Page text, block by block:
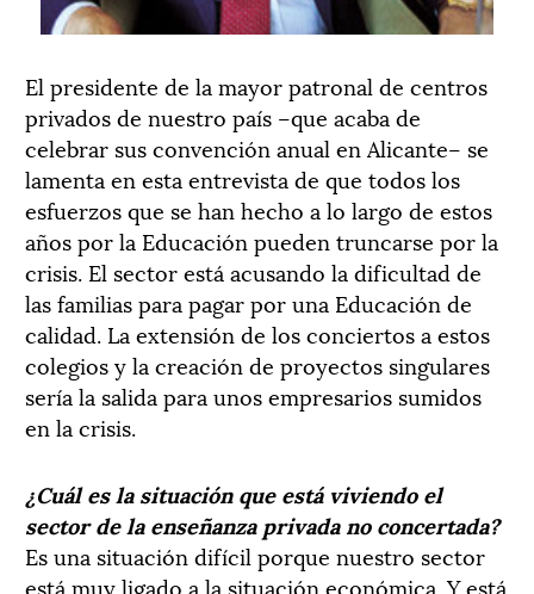
El presidente de la mayor patronal de centros
privados de nuestro país –que acaba de
celebrar sus convención anual en Alicante– se
lamenta en esta entrevista de que todos los
esfuerzos que se han hecho a lo largo de estos
años por la Educación pueden truncarse por la
crisis. El sector está acusando la dificultad de
las familias para pagar por una Educación de
calidad. La extensión de los conciertos a estos
colegios y la creación de proyectos singulares
sería la salida para unos empresarios sumidos
en la crisis.
¿Cuál es la situación que está viviendo el
sector de la enseñanza privada no concertada?
Es una situación difícil porque nuestro sector
está muy ligado a la situación económica. Y está